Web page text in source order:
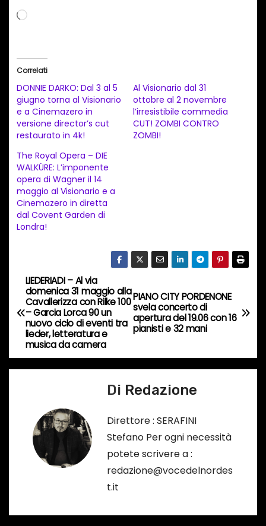
C
a
m
e
t
o
i
n
c
s
o
…
Correlati
DONNIE DARKO: Dal 3 al 5
giugno torna al Visionario
e a Cinemazero in
versione director’s cut
restaurato in 4k!
Al Visionario dal 31
ottobre al 2 novembre
l’irresistibile commedia
CUT! ZOMBI CONTRO
ZOMBI!
The Royal Opera – DIE
WALKÜRE: L’imponente
opera di Wagner il 14
maggio al Visionario e a
Cinemazero in diretta
dal Covent Garden di
Londra!
N
a
v
i
n
PIANO CITY PORDENONE
svela concerto di
apertura del 19.06 con 16
pianisti e 32 mani
LIEDERIADI – Al via
domenica 31 maggio alla
Cavallerizza con Rilke 100
– Garcia Lorca 90 un
nuovo ciclo di eventi tra
lieder, letteratura e
musica da camera
Di Redazione
Direttore : SERAFINI
Stefano Per ogni necessità
potete scrivere a :
redazione@vocedelnordes
t.it